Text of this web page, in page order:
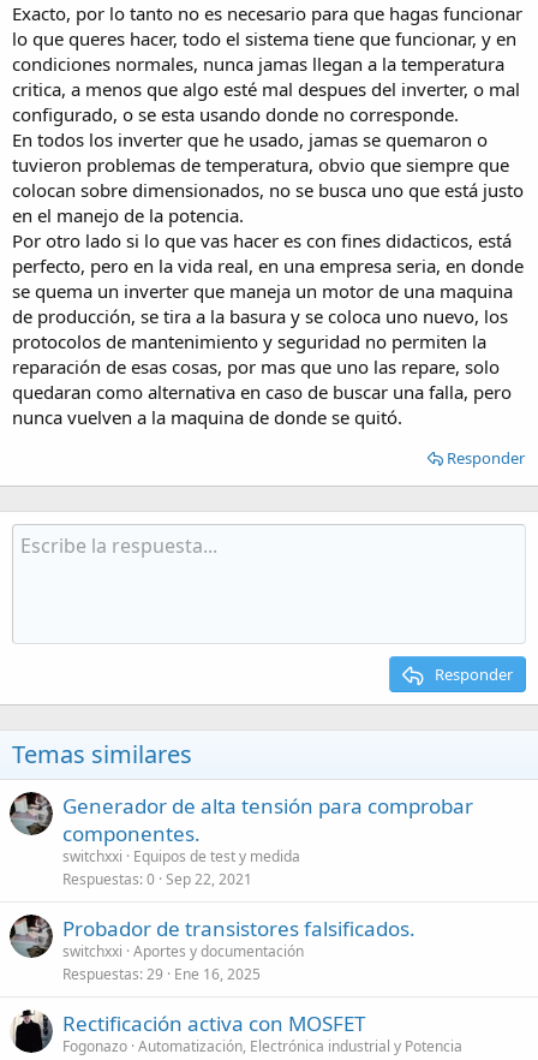
Exacto, por lo tanto no es necesario para que hagas funcionar
lo que queres hacer, todo el sistema tiene que funcionar, y en
condiciones normales, nunca jamas llegan a la temperatura
critica, a menos que algo esté mal despues del inverter, o mal
configurado, o se esta usando donde no corresponde.
En todos los inverter que he usado, jamas se quemaron o
tuvieron problemas de temperatura, obvio que siempre que
colocan sobre dimensionados, no se busca uno que está justo
en el manejo de la potencia.
Por otro lado si lo que vas hacer es con fines didacticos, está
perfecto, pero en la vida real, en una empresa seria, en donde
se quema un inverter que maneja un motor de una maquina
de producción, se tira a la basura y se coloca uno nuevo, los
protocolos de mantenimiento y seguridad no permiten la
reparación de esas cosas, por mas que uno las repare, solo
quedaran como alternativa en caso de buscar una falla, pero
nunca vuelven a la maquina de donde se quitó.
Responder
Responder
Temas similares
Generador de alta tensión para comprobar
componentes.
switchxxi
Equipos de test y medida
Respuestas 0 Sep 22, 2021
Probador de transistores falsificados.
switchxxi Aportes y documentación
Respuestas 29 Ene 16, 2025
Rectificación activa con MOSFET
Fogonazo Automatización, Electrónica industrial y Potencia